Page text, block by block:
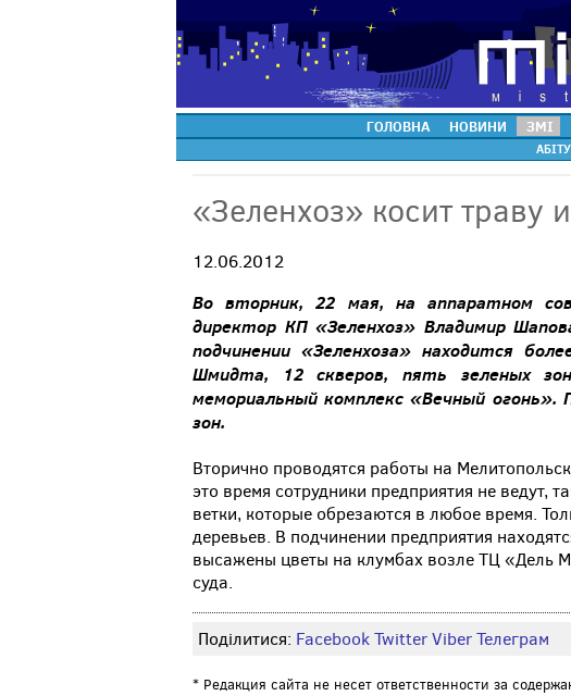
ГОЛОВНА НОВИНИ ЗМІ
«Зеленхоз» косит траву
12.06.2012
Во вторник, 22 мая, на аппаратном
директор КП «Зеленхоз» Владимир
подчинении «Зеленхоза» находится
Шмидта, 12 скверов, пять зеленых
мемориальный комплекс «Вечный
зон.
Вторично проводятся работы на
это время сотрудники предприятия не ведут,
ветки, которые обрезаются в любое время.
деревьев. В подчинении предприятия
высажены цветы на клумбах возле ТЦ «Дель
суда.
Поділитися: FacebookTwitterViberТелеграм
* Редакция сайта не несет ответственности за